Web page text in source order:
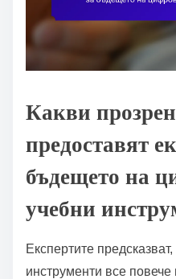
Какви
предоставят
бъдещето на
учебни
Експертите
инструменти все